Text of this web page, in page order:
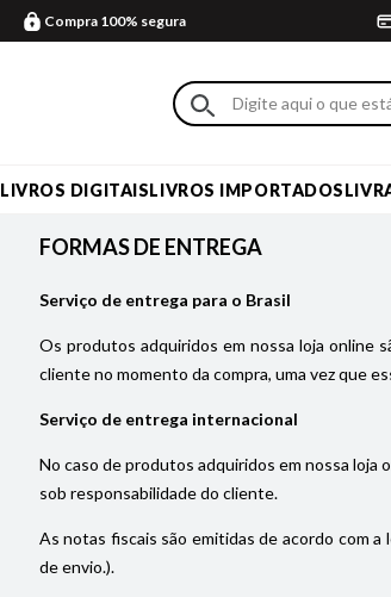
Compra 100% segura
LIVROS DIGITAISLIVROS IMPORTADOS
FORMAS DE ENTREGA
Serviço de entrega para o Brasil
Os produtos adquiridos em nossa loja online
cliente no momento da compra, uma vez que
Serviço de entrega internacional
No caso de produtos adquiridos em nossa loja
sob responsabilidade do cliente.
As notas fiscais são emitidas de acordo com
de envio.).